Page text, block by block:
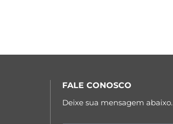
FALE CONOSCO
Deixe sua mensagem abaixo.